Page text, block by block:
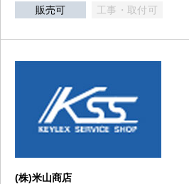
販売可 工事・取付可
(株)米山商店